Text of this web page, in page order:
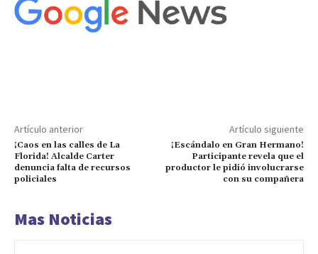
Artículo anterior
¡Caos en las calles de La
Florida! Alcalde Carter
denuncia falta de recursos
policiales
Artículo siguiente
¡Escándalo en Gran Hermano!
Participante revela que el
productor le pidió involucrarse
con su compañera
Mas Noticias